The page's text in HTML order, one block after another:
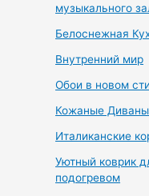
музыкального
Белоснежная
Внутренний мир
Обои в новом
Кожаные
Италиканские
Уютный коврик
подогревом